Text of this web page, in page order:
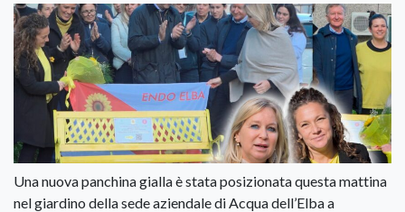
Una nuova panchina gialla è stata posizionata questa mattina
nel giardino della sede aziendale di Acqua dell’Elba a